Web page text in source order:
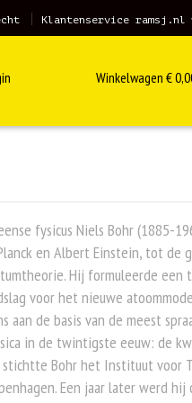
Klantenservice ramsj.nl
Winkelwagen €
fysicus Niels Bohr (1885-
en Albert Einstein, tot de
Hij formuleerde een
voor het nieuwe
aan de basis van de meest
in de twintigste eeuw: de
stichtte Bohr het Instituut voor
Een jaar later werd